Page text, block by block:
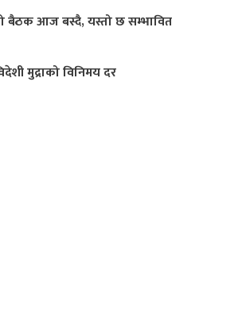
बैठक आज बस्दै, यस्तो छ सम्भावित
मुद्राको विनिमय दर